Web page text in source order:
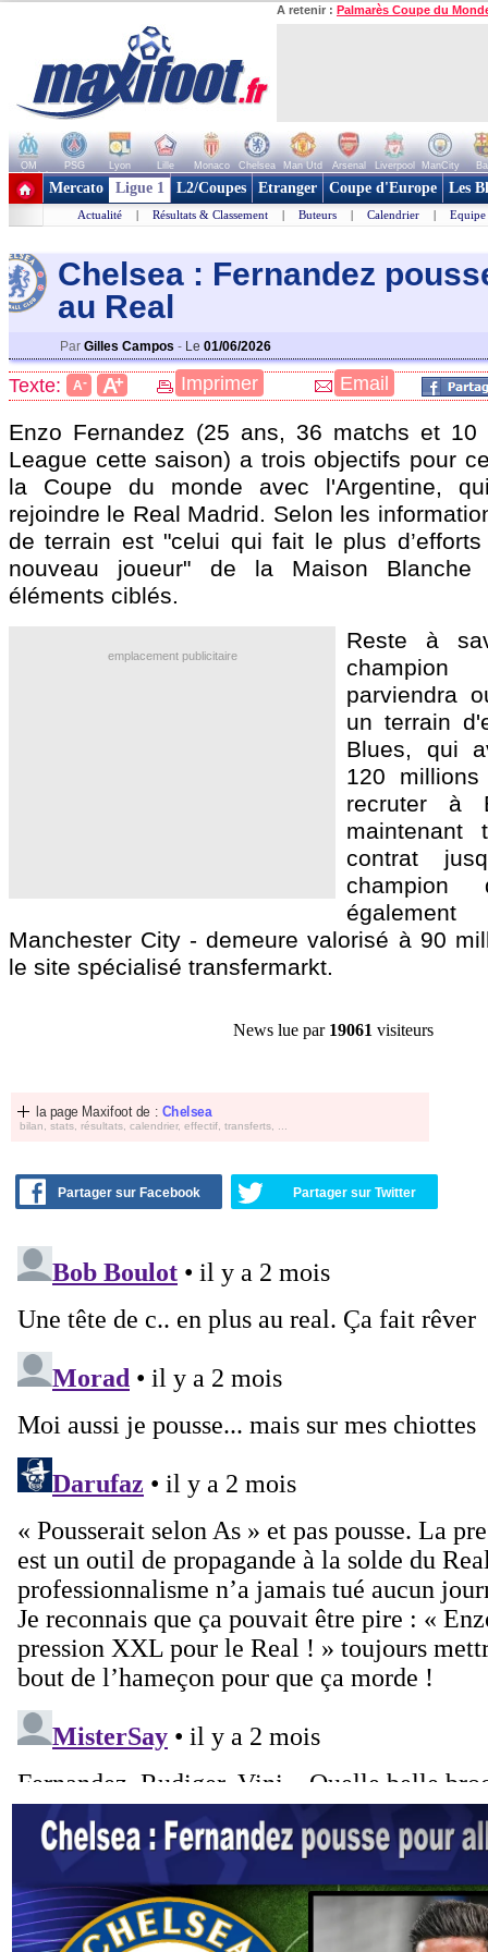
A retenir : Palmarès Coupe du
OM PSG Lyon Lille Monaco Chelsea Man Utd Arsenal Liverpool ManCity
+ de clubs
Mercato Ligue 1 L2/Coupes Etranger Coupe d'Europe Les
Actualité | Résultats & Classement | Buteurs | Calendrier | Equipe
Chelsea : Fernandez
au Real
Par Gilles Campos - Le 01/06/2026
Texte: A- A+ Imprimer Email
Enzo Fernandez (25 ans, 36 matchs et 10
League cette saison) a trois objectifs pour
la Coupe du monde avec l'Argentine,
rejoindre le Real Madrid. Selon les
de terrain est "celui qui fait le plus
nouveau joueur" de la Maison
éléments ciblés.
emplacement publicitaire
Reste à
parviendra
un terrain
Blues, qui
120 millions
recruter à
maintenant
contrat
Manchester City - demeure valorisé à 90
le site spécialisé transfermarkt.
News lue par 19061 visiteurs
la page Maxifoot de : Chelsea
bilan, stats, résultats, calendrier, effectif, transferts, ...
Partager sur Facebook Partager sur Twitter